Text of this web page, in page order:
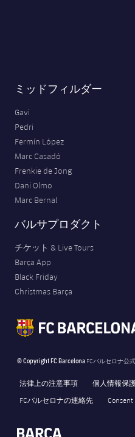
ミッドフィルダー
Gavi
Pedri
Fermín López
Marc Casadó
Frenkie de Jong
Dani Olmo
Marc Bernal
バルサプロダクト
チケット & Live Tours
Barça App
Black Friday
Christmas Barça
© Copyright FC Barcelona FCバルセロナ公
法律上の注意事項 個人情報保
FCバルセロナの連絡先